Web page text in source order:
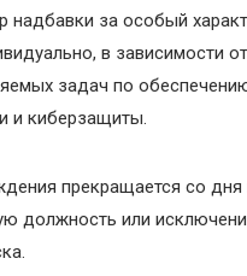
надбавки за особый
в зависимости
задач по
и киберзащиты.
прекращается со дня
должность или